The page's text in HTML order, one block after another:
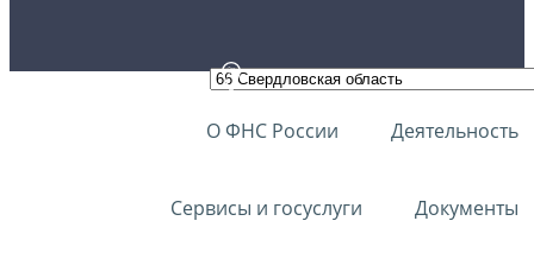
О ФНС России Деятельность
Сервисы и госуслуги Документы